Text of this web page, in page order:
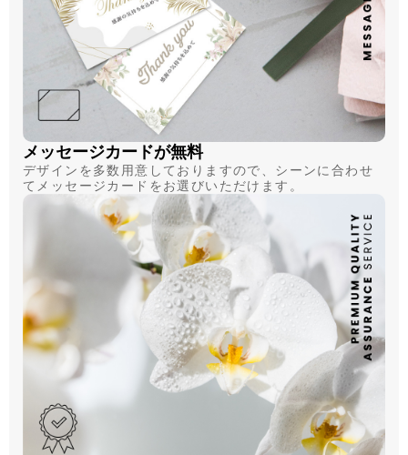
メッセージカードが無料
デザインを多数用意しておりますので、シーンに合わせ
てメッセージカードをお選びいただけます。